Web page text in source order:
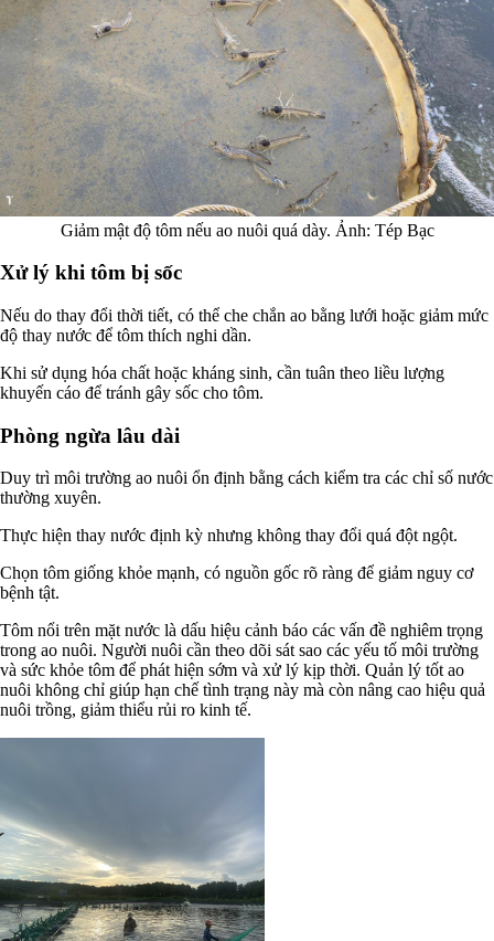
Giảm mật độ tôm nếu ao nuôi quá dày. Ảnh: Tép Bạc
Xử lý khi tôm bị sốc
Nếu do thay đổi thời tiết, có thể che chắn ao bằng lưới hoặc giảm mức
độ thay nước để tôm thích nghi dần.
Khi sử dụng hóa chất hoặc kháng sinh, cần tuân theo liều lượng
khuyến cáo để tránh gây sốc cho tôm.
Phòng ngừa lâu dài
Duy trì môi trường ao nuôi ổn định bằng cách kiểm tra các chỉ số nước
thường xuyên.
Thực hiện thay nước định kỳ nhưng không thay đổi quá đột ngột.
Chọn tôm giống khỏe mạnh, có nguồn gốc rõ ràng để giảm nguy cơ
bệnh tật.
Tôm nổi trên mặt nước là dấu hiệu cảnh báo các vấn đề nghiêm trọng
trong ao nuôi. Người nuôi cần theo dõi sát sao các yếu tố môi trường
và sức khỏe tôm để phát hiện sớm và xử lý kịp thời. Quản lý tốt ao
nuôi không chỉ giúp hạn chế tình trạng này mà còn nâng cao hiệu quả
nuôi trồng, giảm thiểu rủi ro kinh tế.